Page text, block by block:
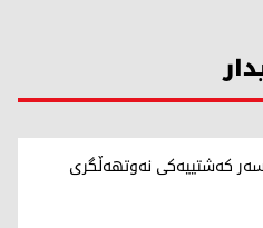
کەشتییەکی نەوتهەڵگری